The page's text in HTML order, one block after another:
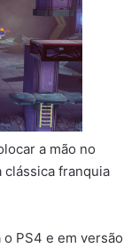
a mão no
clássica franquia
PS4 e em versão